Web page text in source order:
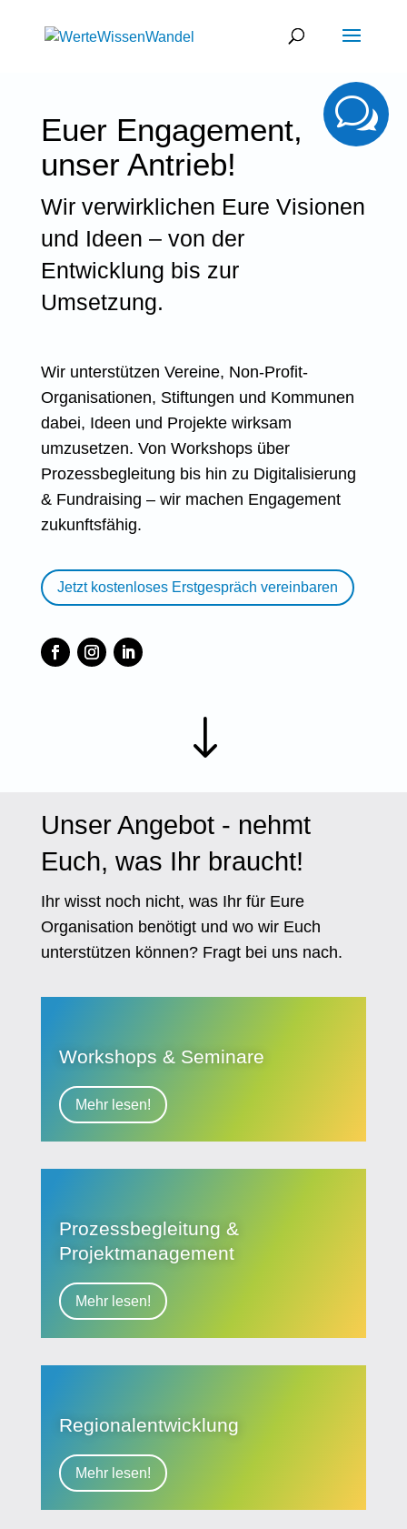
Euer Engagement,
unser Antrieb!
Wir verwirklichen Eure Visionen
und Ideen – von der
Entwicklung bis zur
Umsetzung.
Wir unterstützen Vereine, Non-Profit-
Organisationen, Stiftungen und Kommunen
dabei, Ideen und Projekte wirksam
umzusetzen. Von Workshops über
Prozessbegleitung bis hin zu Digitalisierung
& Fundraising – wir machen Engagement
zukunftsfähig.
Jetzt kostenloses Erstgespräch vereinbaren
"
Unser Angebot - nehmt
Euch, was Ihr braucht!
Ihr wisst noch nicht, was Ihr für Eure
Organisation benötigt und wo wir Euch
unterstützen können? Fragt bei uns nach.
Workshops & Seminare
Mehr lesen!
Prozessbegleitung &
Projektmanagement
Mehr lesen!
Regionalentwicklung
Mehr lesen!
w